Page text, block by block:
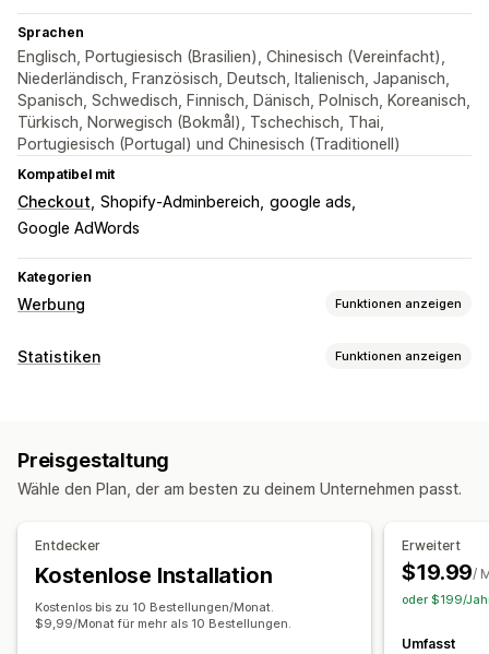
Sprachen
Englisch, Portugiesisch (Brasilien), Chinesisch (Vereinfacht),
Niederländisch, Französisch, Deutsch, Italienisch, Japanisch,
Spanisch, Schwedisch, Finnisch, Dänisch, Polnisch, Koreanisch,
Türkisch, Norwegisch (Bokmål), Tschechisch, Thai,
Portugiesisch (Portugal) und Chinesisch (Traditionell)
Kompatibel mit
Checkout Shopify-Adminbereich google ads
Google AdWords
Kategorien
Werbung Funktionen anzeigen
Targeting
Website
Pixel-Verwaltung
Leistungsanalyse
Conversion-Tracking
Statistiken Funktionen anzeigen
Marketing und Vertrieb
Bildmaterial und Berichte
Analyse-Dashboard Benutzerdefinierte Dashboards
Benutzerdefinierte Berichte
Preisgestaltung
Wähle den Plan, der am besten zu deinem Unternehmen passt.
Entdecker
Kostenlose Installation
Kostenlos bis zu 10 Bestellungen/Monat.
$9,99/Monat für mehr als 10 Bestellungen.
Erweitert
$19.99/
oder $199/
Umfasst